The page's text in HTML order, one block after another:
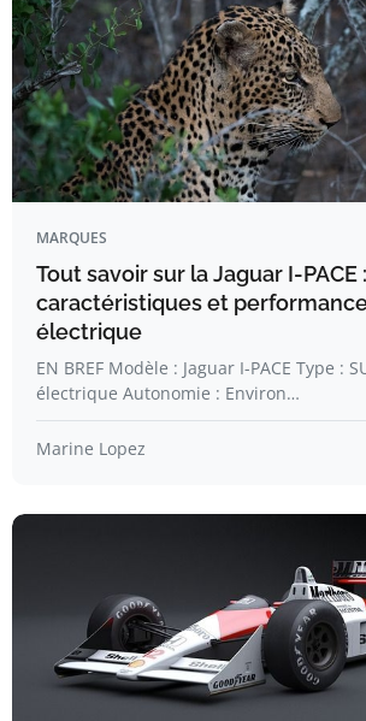
MARQUES
Tout savoir sur la Jaguar I-PACE :
caractéristiques et
électrique
EN BREF Modèle : Jaguar I-PACE Type :
électrique Autonomie : Environ…
Marine Lopez